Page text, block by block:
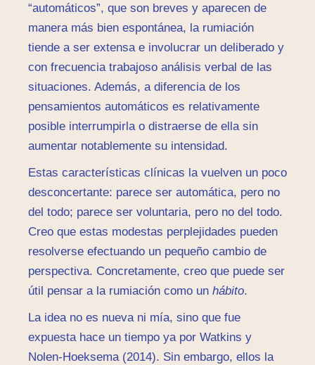
“automáticos”, que son breves y aparecen de
manera más bien espontánea, la rumiación
tiende a ser extensa e involucrar un deliberado y
con frecuencia trabajoso análisis verbal de las
situaciones. Además, a diferencia de los
pensamientos automáticos es relativamente
posible interrumpirla o distraerse de ella sin
aumentar notablemente su intensidad.
Estas características clínicas la vuelven un poco
desconcertante: parece ser automática, pero no
del todo; parece ser voluntaria, pero no del todo.
Creo que estas modestas perplejidades pueden
resolverse efectuando un pequeño cambio de
perspectiva. Concretamente, creo que puede ser
útil pensar a la rumiación como un hábito.
La idea no es nueva ni mía, sino que fue
expuesta hace un tiempo ya por Watkins y
Nolen-Hoeksema (2014). Sin embargo, ellos la